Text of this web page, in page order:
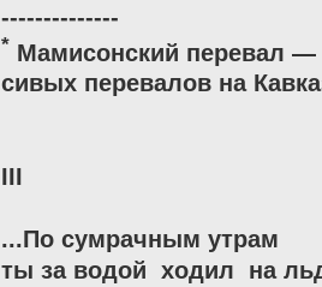
* Мамисонский перевал
сивых перевалов на
III
...По сумрачным утрам
ты за водой  ходил  на